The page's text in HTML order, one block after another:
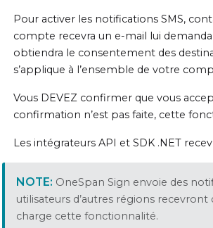
Pour activer les notifications SMS,
compte recevra un e-mail lui
obtiendra le consentement des
s’applique à l’ensemble de votre
Vous DEVEZ confirmer que vous
confirmation n’est pas faite, cette
Les intégrateurs API et SDK .NET
OneSpan Sign envoie des
utilisateurs d’autres régions
charge cette fonctionnalité.